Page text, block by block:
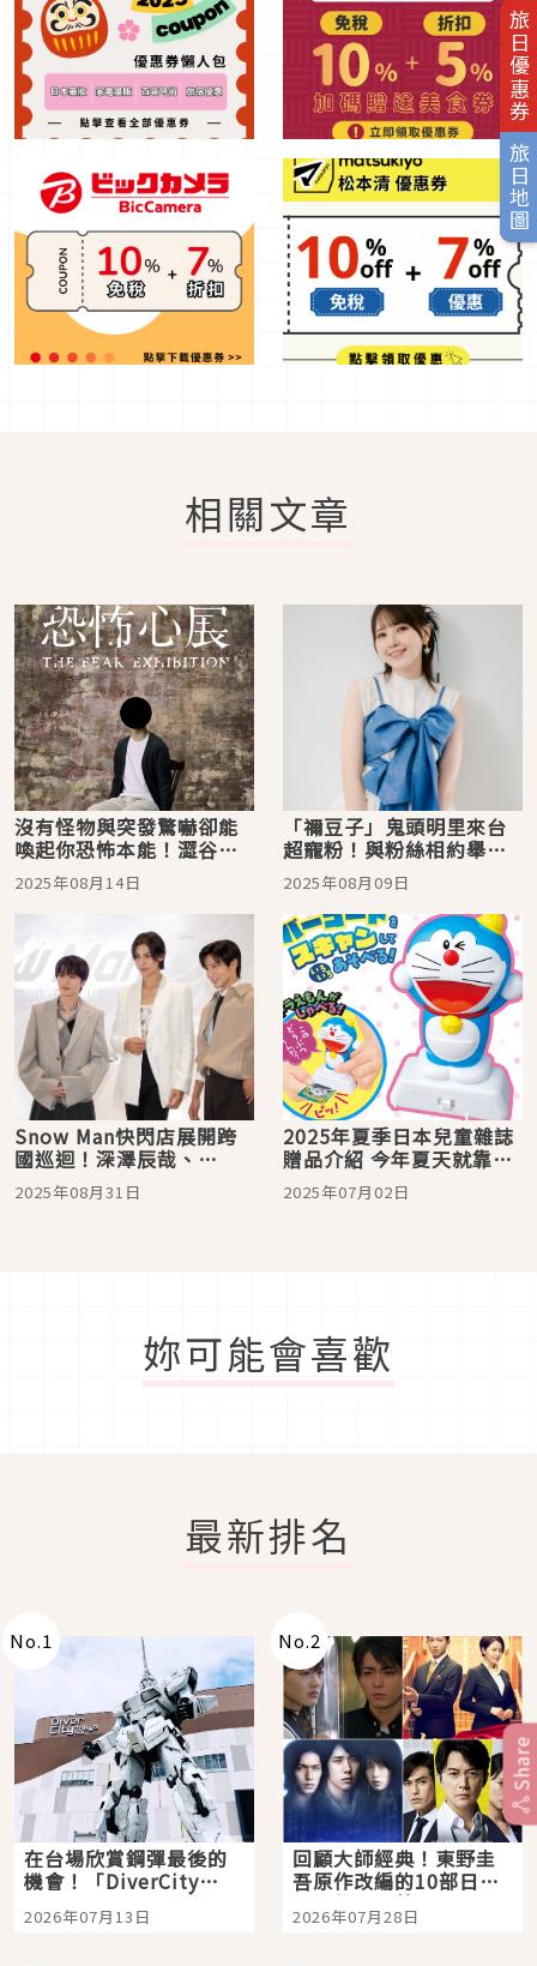
旅日優惠券
旅日地圖
相關文章
沒有怪物與突發驚嚇卻能
喚起你恐怖本能！澀谷恐
怖心展挑戰你的對日常生
活中的恐懼心
2025年08月14日
「禰豆子」鬼頭明里來台
超寵粉！與粉絲相約舉辦
咖哩大會，連日常穿搭也
展現對專業的堅持
2025年08月09日
Snow Man快閃店展開跨
國巡迴！深澤辰哉、
Raul、目黑蓮驚喜現身首
爾站，台北站也即將公布
2025年08月31日
2025年夏季日本兒童雜誌
贈品介紹 今年夏天就靠麵
包超人水槍&霜淇淋機啦
2025年07月02日
妳可能會喜歡
最新排名
No.1
在台場欣賞鋼彈最後的
機會！「DiverCity
Tokyo Plaza」搭船、
購物、美食及夜景，一
2026年07月13日
No.2
回顧大師經典！東野圭
吾原作改編的10部日本
影視作品推薦
2026年07月28日
Share